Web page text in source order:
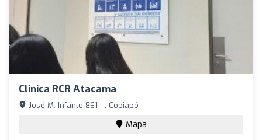
Clinica RCR Atacama
José M. Infante 861 - , Copiapó
Mapa